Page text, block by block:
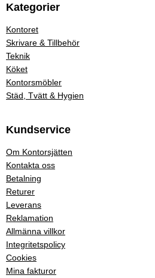
Kategorier
Kontoret
Skrivare & Tillbehör
Teknik
Köket
Kontorsmöbler
Städ, Tvätt & Hygien
Kundservice
Om Kontorsjätten
Kontakta oss
Betalning
Returer
Leverans
Reklamation
Allmänna villkor
Integritetspolicy
Cookies
Mina fakturor